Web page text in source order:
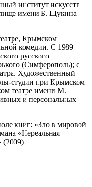
институт искусств
имени Б. Щукина
Крымском
комедии. С 1989
русского
(Симферополь); с
Художественный
студии при Крымском
театре имени М.
и персональных
книг: «Зло в мировой
«Нереальная
(2009).